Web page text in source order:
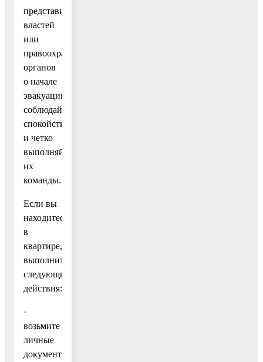
представителей
властей
или
правоохранительных
органов
о начале
эвакуации,
соблюдайте
спокойствие
и четко
выполняйте
их
команды.
Если вы
находитесь
в
квартире,
выполните
следующие
действия:
·
возьмите
личные
документы,